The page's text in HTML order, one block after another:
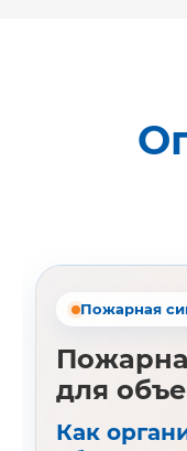
Пожарная
для
Как